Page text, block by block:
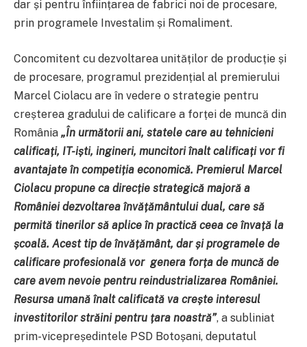
dar și pentru înființarea de fabrici noi de procesare,
prin programele Investalim și Romaliment.
Concomitent cu dezvoltarea unităților de producție și
de procesare, programul prezidențial al premierului
Marcel Ciolacu are în vedere o strategie pentru
creșterea gradului de calificare a forței de muncă din
România „În următorii ani, statele care au tehnicieni
calificați, IT-iști, ingineri, muncitori înalt calificați vor fi
avantajate în competiția economică. Premierul Marcel
Ciolacu propune ca direcție strategică majoră a
României dezvoltarea învățământului dual, care să
permită tinerilor să aplice în practică ceea ce învață la
școală. Acest tip de învățământ, dar și programele de
calificare profesională vor genera forța de muncă de
care avem nevoie pentru reindustrializarea României.
Resursa umană înalt calificată va crește interesul
investitorilor străini pentru țara noastră”, a subliniat
prim-vicepreședintele PSD Botoșani, deputatul